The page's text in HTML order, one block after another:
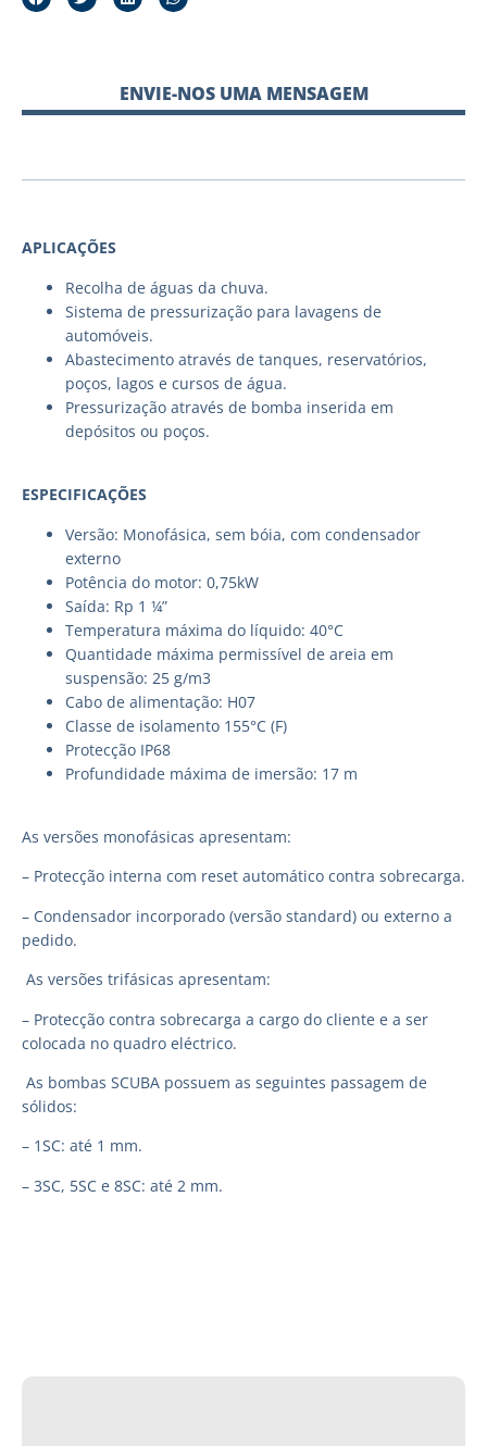
ENVIE-NOS UMA MENSAGEM
APLICAÇÕES
Recolha de águas da chuva.
Sistema de pressurização para lavagens de
automóveis.
Abastecimento através de tanques, reservatórios,
poços, lagos e cursos de água.
Pressurização através de bomba inserida em
depósitos ou poços.
ESPECIFICAÇÕES
Versão: Monofásica, sem bóia, com condensador
externo
Potência do motor: 0,75kW
Saída: Rp 1 ¼”
Temperatura máxima do líquido: 40°C
Quantidade máxima permissível de areia em
suspensão: 25 g/m3
Cabo de alimentação: H07
Classe de isolamento 155°C (F)
Protecção IP68
Profundidade máxima de imersão: 17 m
As versões monofásicas apresentam:
– Protecção interna com reset automático contra sobrecarga.
– Condensador incorporado (versão standard) ou externo a
pedido.
As versões trifásicas apresentam:
– Protecção contra sobrecarga a cargo do cliente e a ser
colocada no quadro eléctrico.
As bombas SCUBA possuem as seguintes passagem de
sólidos:
– 1SC: até 1 mm.
– 3SC, 5SC e 8SC: até 2 mm.